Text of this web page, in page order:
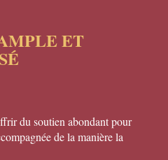
ET
du soutien abondant pour
de la manière la